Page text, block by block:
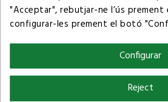
Preu
155,24 €
"Acceptar", rebutjar-ne l’ús
configurar-les prement el botó
Configurar
Reject